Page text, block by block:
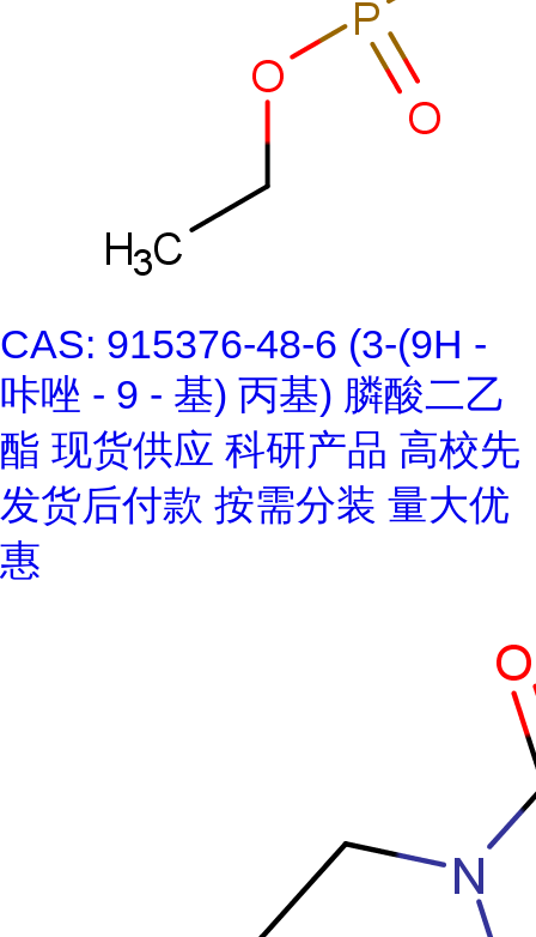
CAS: 915376-48-6 (3-(9H -
咔唑 - 9 - 基) 丙基) 膦酸二乙
酯 现货供应 科研产品 高校先
发货后付款 按需分装 量大优
惠